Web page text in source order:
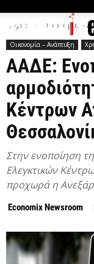
Αρχική Οικονομία –
Οικονομία – Ανάπτυξη
ΑΑΔΕ:
Κέντρων
Στην ενοποίηση
Ελεγκτικών
προχωρά η
Economix Newsroom